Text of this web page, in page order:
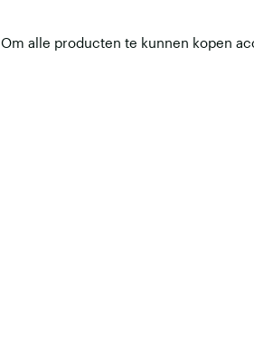
Om alle producten te kunnen kopen